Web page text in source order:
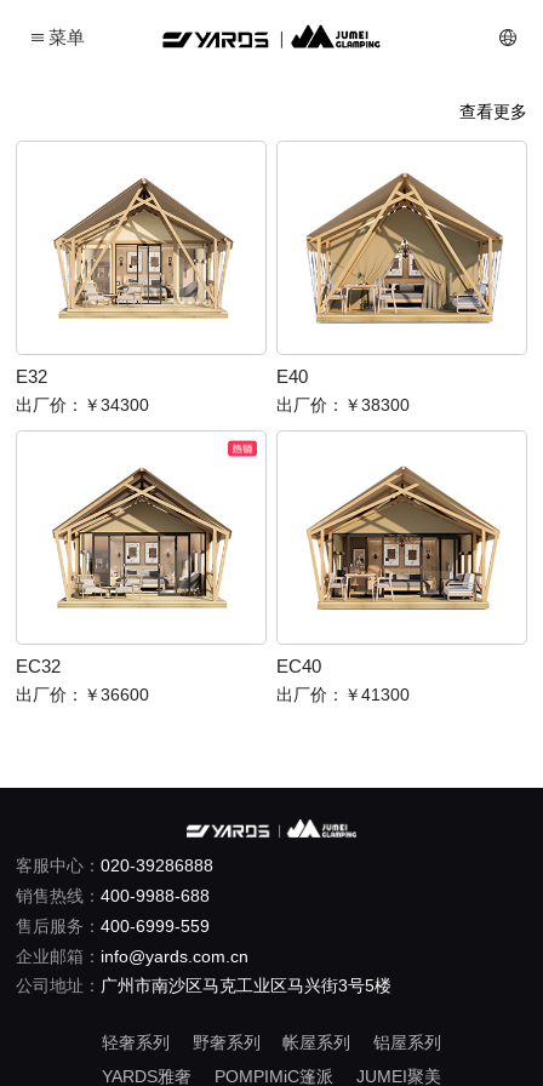
菜单
查看更多
E32
出厂价： ￥34300
E40
出厂价： ￥38300
EC32
出厂价： ￥36600
EC40
出厂价： ￥41300
客服中心：020-39286888
销售热线：400-9988-688
售后服务：400-6999-559
企业邮箱： info@yards.com.cn
公司地址： 广州市南沙区马克工业区马兴街3号5楼
轻奢系列 野奢系列 帐屋系列
铝屋系列
YARDS雅奢
POMPIMiC篷派 JUMEI聚美